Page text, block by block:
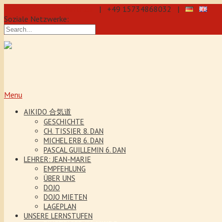
| +49 15734868032 |
Soziale Netzwerke:
Menu
AIKIDO 合気道
GESCHICHTE
CH. TISSIER 8. DAN
MICHEL ERB 6. DAN
PASCAL GUILLEMIN 6. DAN
LEHRER: JEAN-MARIE
EMPFEHLUNG
ÜBER UNS
DOJO
DOJO MIETEN
LAGEPLAN
UNSERE LERNSTUFEN